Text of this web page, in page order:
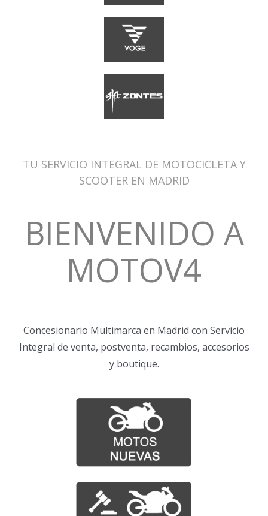
TU SERVICIO INTEGRAL DE MOTOCICLETA Y
SCOOTER EN MADRID
BIENVENIDO A
MOTOV4
Concesionario Multimarca en Madrid con Servicio
Integral de venta, postventa, recambios, accesorios
y boutique.